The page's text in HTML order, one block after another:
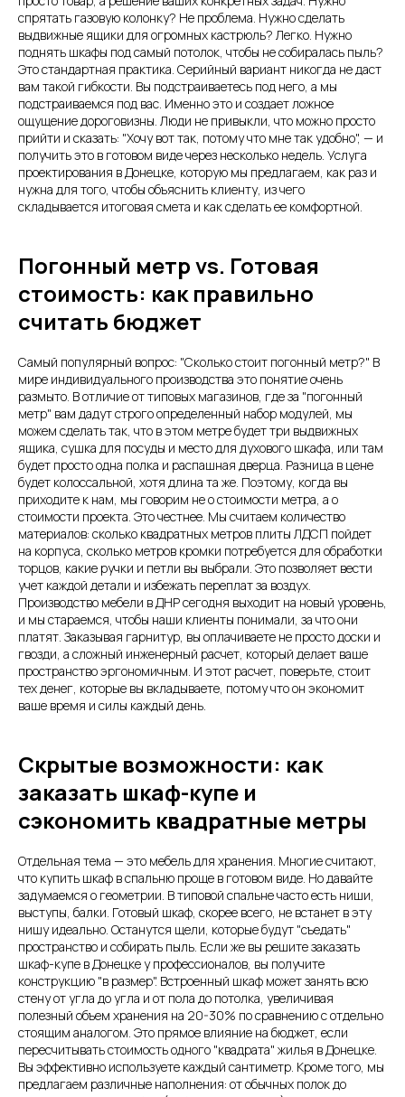
спрятать газовую колонку? Не проблема. Нужно сделать
выдвижные ящики для огромных кастрюль? Легко. Нужно
поднять шкафы под самый потолок, чтобы не собиралась пыль?
Это стандартная практика. Серийный вариант никогда не даст
вам такой гибкости. Вы подстраиваетесь под него, а мы
подстраиваемся под вас. Именно это и создает ложное
ощущение дороговизны. Люди не привыкли, что можно просто
прийти и сказать: "Хочу вот так, потому что мне так удобно", — и
получить это в готовом виде через несколько недель. Услуга
проектирования в Донецке, которую мы предлагаем, как раз и
нужна для того, чтобы объяснить клиенту, из чего
складывается итоговая смета и как сделать ее комфортной.
Погонный метр vs. Готовая
стоимость: как правильно
считать бюджет
Самый популярный вопрос: "Сколько стоит погонный метр?" В
мире индивидуального производства это понятие очень
размыто. В отличие от типовых магазинов, где за "погонный
метр" вам дадут строго определенный набор модулей, мы
можем сделать так, что в этом метре будет три выдвижных
ящика, сушка для посуды и место для духового шкафа, или там
будет просто одна полка и распашная дверца. Разница в цене
будет колоссальной, хотя длина та же. Поэтому, когда вы
приходите к нам, мы говорим не о стоимости метра, а о
стоимости проекта. Это честнее. Мы считаем количество
материалов: сколько квадратных метров плиты ЛДСП пойдет
на корпуса, сколько метров кромки потребуется для обработки
торцов, какие ручки и петли вы выбрали. Это позволяет вести
учет каждой детали и избежать переплат за воздух.
Производство мебели в ДНР сегодня выходит на новый уровень,
и мы стараемся, чтобы наши клиенты понимали, за что они
платят. Заказывая гарнитур, вы оплачиваете не просто доски и
гвозди, а сложный инженерный расчет, который делает ваше
пространство эргономичным. И этот расчет, поверьте, стоит
тех денег, которые вы вкладываете, потому что он экономит
ваше время и силы каждый день.
Скрытые возможности: как
заказать шкаф-купе и
сэкономить квадратные метры
Отдельная тема — это мебель для хранения. Многие считают,
что купить шкаф в спальню проще в готовом виде. Но давайте
задумаемся о геометрии. В типовой спальне часто есть ниши,
выступы, балки. Готовый шкаф, скорее всего, не встанет в эту
нишу идеально. Останутся щели, которые будут "съедать"
пространство и собирать пыль. Если же вы решите заказать
шкаф-купе в Донецке у профессионалов, вы получите
конструкцию "в размер". Встроенный шкаф может занять всю
стену от угла до угла и от пола до потолка, увеличивая
полезный объем хранения на 20-30% по сравнению с отдельно
стоящим аналогом. Это прямое влияние на бюджет, если
пересчитывать стоимость одного "квадрата" жилья в Донецке.
Вы эффективно используете каждый сантиметр. Кроме того, мы
предлагаем различные наполнения: от обычных полок до